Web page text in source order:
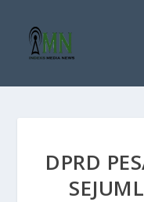
DPRD